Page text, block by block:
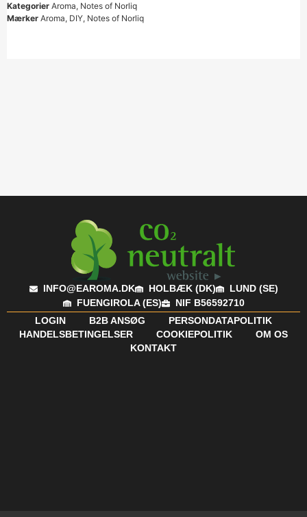
Kategorier Aroma, Notes of Norliq
Mærker Aroma, DIY, Notes of Norliq
INFO@EAROMA.DK HOLBÆK (DK)
LUND (SE)
FUENGIROLA (ES)
NIF B56592710
LOGIN
B2B ANSØG
PERSONDATAPOLITIK
HANDELSBETINGELSER
COOKIEPOLITIK
OM OS
KONTAKT